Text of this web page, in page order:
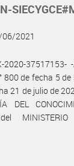
06/2021
2020-37517153-
800 de fecha 5
21 de julio de
DEL
MINISTERIO